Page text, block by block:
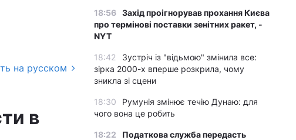
на русском
в
18:56 Захід проігнорував прохання Києва
про термінові поставки зенітних ракет, -
NYT
18:42
Зустріч із "відьмою" змінила все:
зірка 2000-х вперше розкрила, чому
зникла зі сцени
18:30
Румунія змінює течію Дунаю: для
чого вона це робить
18:22
Податкова служба передасть